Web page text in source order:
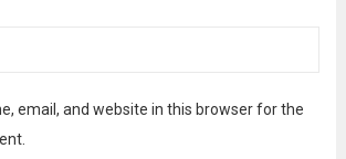
email, and website in this browser for the